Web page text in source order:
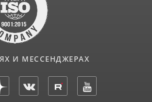
И МЕССЕНДЖЕРАХ